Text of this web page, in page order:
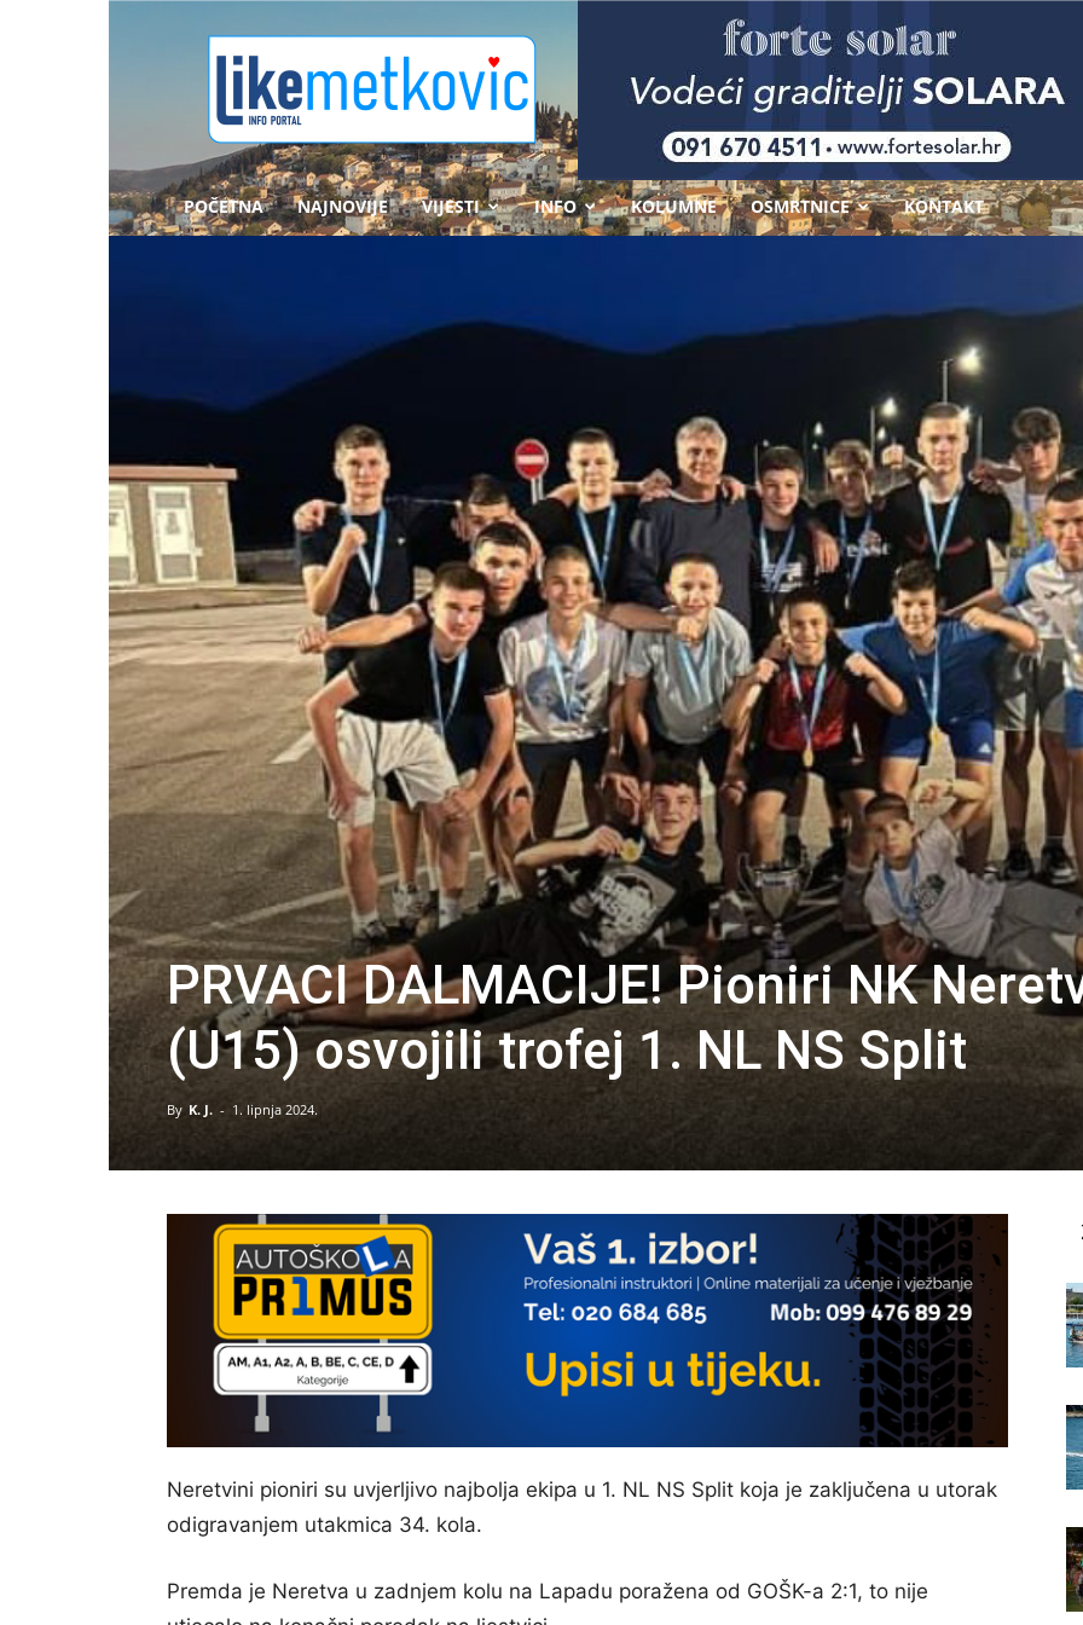
POČETNA NAJNOVIJE VIJESTI INFO KOLUMNE OSMRTNICE KONTAKT
PRVACI DALMACIJE! Pioniri NK
(U15) osvojili trofej 1. NL NS Split
By K. J. - 1. lipnja 2024.
Neretvini pioniri su uvjerljivo najbolja ekipa u 1. NL NS Split koja je zaključena u utorak
odigravanjem utakmica 34. kola.
Premda je Neretva u zadnjem kolu na Lapadu poražena od GOŠK-a 2:1, to nije